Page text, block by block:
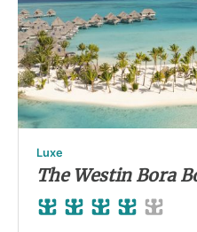
Luxe
The Westin Bora